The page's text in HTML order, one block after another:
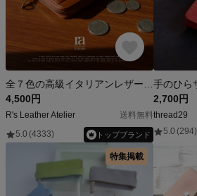
4,500円
R's Leather Atelier
送料無料
5.0 (4333) トップブランド
2,700円
thread29
5.0 (294)
特集掲載